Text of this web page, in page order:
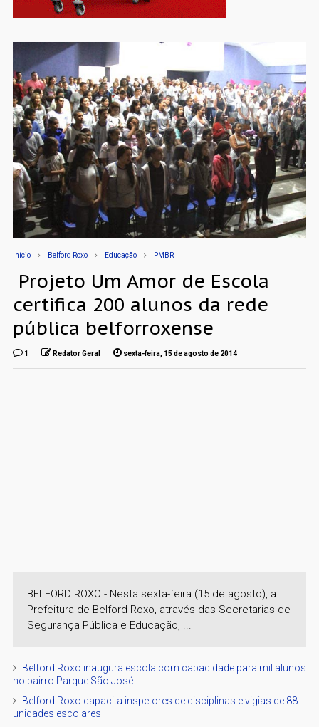
Início Belford Roxo Educação PMBR
​​ Projeto Um Amor de Escola
certifica 200 alunos da rede
pública belforroxense
1 Redator Geral sexta-feira, 15 de agosto de 2014
BELFORD ROXO - Nesta sexta-feira (15 de agosto), a
Prefeitura de Belford Roxo, através das Secretarias de
Segurança Pública e Educação, ...
Belford Roxo inaugura escola com capacidade para mil alunos
no bairro Parque São José
Belford Roxo capacita inspetores de disciplinas e vigias de 88
unidades escolares